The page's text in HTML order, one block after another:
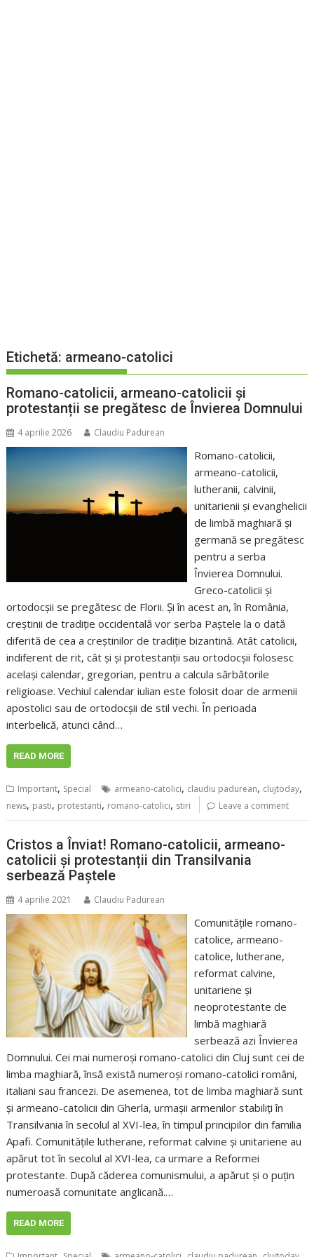
Etichetă: armeano-catolici
Romano-catolicii, armeano-catolicii și
protestanții se pregătesc de Învierea Domnului
4 aprilie 2026 Claudiu Padurean
Romano-catolicii,
armeano-catolicii,
lutheranii, calvinii,
unitarienii și evanghelicii
de limbă maghiară și
germană se pregătesc
pentru a serba
Învierea Domnului.
Greco-catolicii și
ortodocșii se pregătesc de Florii. Și în acest an, în România,
creștinii de tradiție occidentală vor serba Paștele la o dată
diferită de cea a creștinilor de tradiție bizantină. Atât catolicii,
indiferent de rit, cât și și protestanții sau ortodocșii folosesc
același calendar, gregorian, pentru a calcula sărbătorile
religioase. Vechiul calendar iulian este folosit doar de armenii
apostolici sau de ortodocșii de stil vechi. În perioada
interbelică, atunci când…
READ MORE
Important, Special armeano-catolici, claudiu padurean, clujtoday,
news, pasti, protestanti, romano-catolici, stiri Leave a comment
Cristos a Înviat! Romano-catolicii, armeano-
catolicii și protestanții din Transilvania
serbează Paștele
4 aprilie 2021 Claudiu Padurean
Comunitățile romano-
catolice, armeano-
catolice, lutherane,
reformat calvine,
unitariene și
neoprotestante de
limbă maghiară
serbează azi Învierea
Domnului. Cei mai numeroși romano-catolici din Cluj sunt cei de
limba maghiară, însă există numeroși romano-catolici români,
italiani sau francezi. De asemenea, tot de limba maghiară sunt
și armeano-catolicii din Gherla, urmașii armenilor stabiliți în
Transilvania în secolul al XVI-lea, în timpul principilor din familia
Apafi. Comunitățile lutherane, reformat calvine și unitariene au
apărut tot în secolul al XVI-lea, ca urmare a Reformei
protestante. După căderea comunismului, a apărut și o puțin
numeroasă comunitate anglicană.…
READ MORE